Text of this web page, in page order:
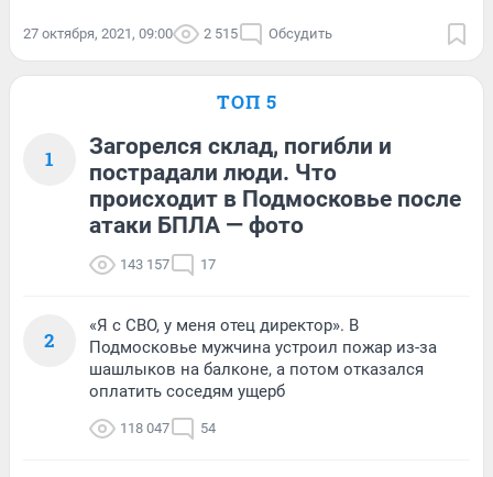
27 октября, 2021, 09:00 2 515 Обсудить
ТОП 5
1
Загорелся склад, погибли и
пострадали люди. Что
происходит в Подмосковье после
атаки БПЛА — фото
143 157 17
2
«Я с СВО, у меня отец директор». В
Подмосковье мужчина устроил пожар из-за
шашлыков на балконе, а потом отказался
оплатить соседям ущерб
118 047 54